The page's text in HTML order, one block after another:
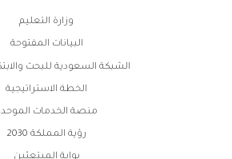
وزارة التعليم
البيانات المفتوحة
الشبكة السعودية للبحث
الخطة الاستراتيجية
منصة الخدمات
رؤية المملكة 2030